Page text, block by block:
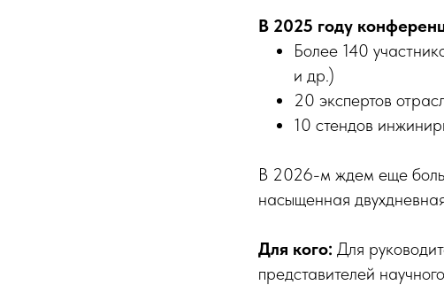
В 2025 году
Более 140
и др.)
20 экспертов
10 стендов
В 2026-м ждем еще
насыщенная
Для кого: Для
представителей